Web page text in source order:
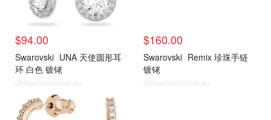
$94.00
Swarovski UNA 天使圆形耳
环 白色 镀铑
@dealmoon.com.au
$160.00
Swarovski Remix 珍珠手链
镀铑
@dealmoon.com.au